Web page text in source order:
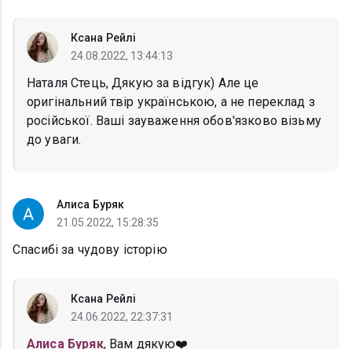
Ксана Рейлі
24.08.2022, 13:44:13
Наталя Стець, Дякую за відгук) Але це
оригінальний твір українською, а не переклад з
російської. Ваші зауваження обов'язково візьму
до уваги.
Алиса Буряк
21.05.2022, 15:28:35
Спасибі за чудову історію
Ксана Рейлі
24.06.2022, 22:37:31
Алиса Буряк, Вам дякую❤️